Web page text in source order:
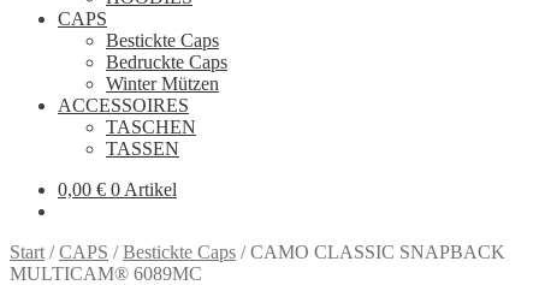
CAPS
Bestickte Caps
Bedruckte Caps
Winter Mützen
ACCESSOIRES
TASCHEN
TASSEN
0,00 € 0 Artikel
Start /CAPS /Bestickte Caps /CAMO CLASSIC SNAPBACK
MULTICAM® 6089MC